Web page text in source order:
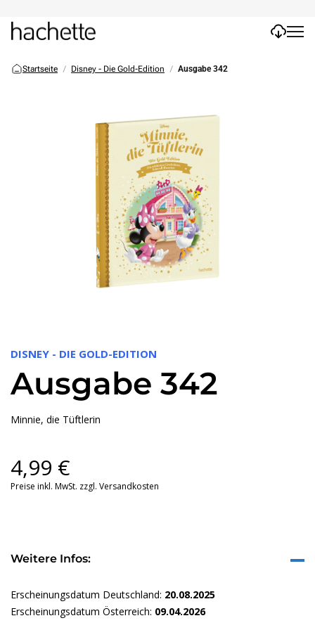
Startseite Disney - Die Gold-Edition Ausgabe 342
DISNEY - DIE GOLD-EDITION
Ausgabe 342
Minnie, die Tüftlerin
4,99 €
Preise inkl. MwSt. zzgl. Versandkosten
Weitere Infos:
Erscheinungsdatum Deutschland: 20.08.2025
Erscheinungsdatum Österreich: 09.04.2026